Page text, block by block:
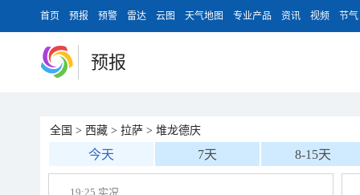
首页 预报 预警 雷达 云图 天气地图 专业产品 资讯 视频 节气
预报
全国 > 西藏 > 拉萨 > 堆龙德庆
今天 7天 8-15天
19:25 实况